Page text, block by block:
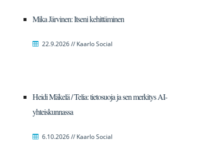
Mika Järvinen: Itseni kehittäminen
22.9.2026 // Kaarlo Social
Heidi Mäkelä / Telia: tietosuoja ja sen merkitys AI-
yhteiskunnassa
6.10.2026 // Kaarlo Social